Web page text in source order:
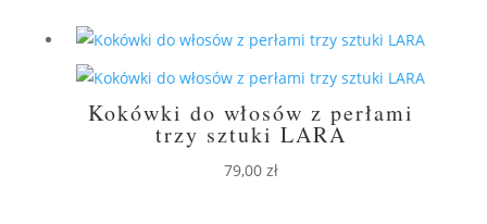
Kokówki do włosów z perłami
trzy sztuki LARA
79,00 zł